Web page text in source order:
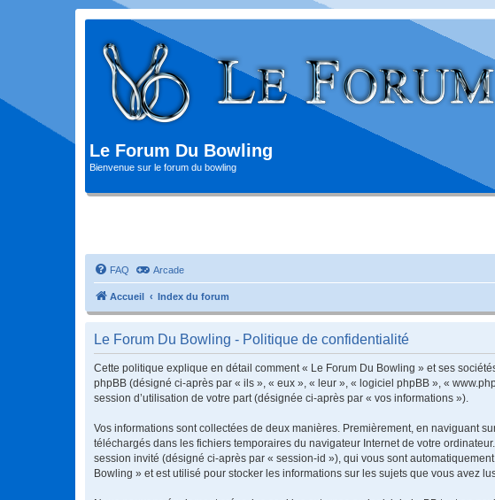
Le Forum Du Bowling
Bienvenue sur le forum du bowling
FAQ Arcade
Accueil Index du forum
Le Forum Du Bowling - Politique de confidentialité
Cette politique explique en détail comment « Le Forum Du Bowling » et ses
phpBB (désigné ci-après par « ils », « eux », « leur », « logiciel phpBB », «
session d’utilisation de votre part (désignée ci-après par « vos informations »).
Vos informations sont collectées de deux manières. Premièrement, en naviguant
téléchargés dans les fichiers temporaires du navigateur Internet de votre
session invité (désigné ci-après par « session-id »), qui vous sont
Bowling » et est utilisé pour stocker les informations sur les sujets que vous avez